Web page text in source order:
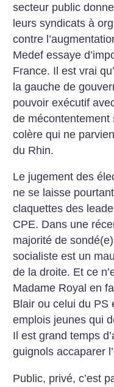
secteur public
leurs syndicats à
contre
Medef essaye
France. Il est vrai
la gauche de
pouvoir exécutif
de
colère qui ne
du Rhin.
Le jugement des
ne se laisse
claquettes des
CPE. Dans une
majorité de
socialiste est un
de la droite. Et ce
Madame Royal en
Blair ou celui du PS
emplois jeunes qui
Il est grand temps
guignols accaparer
Public, privé, c’est